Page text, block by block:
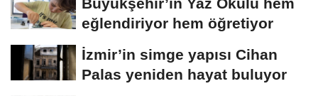
Büyükşehir’in Yaz Okulu hem
eğlendiriyor hem öğretiyor
İzmir’in simge yapısı Cihan
Palas yeniden hayat buluyor